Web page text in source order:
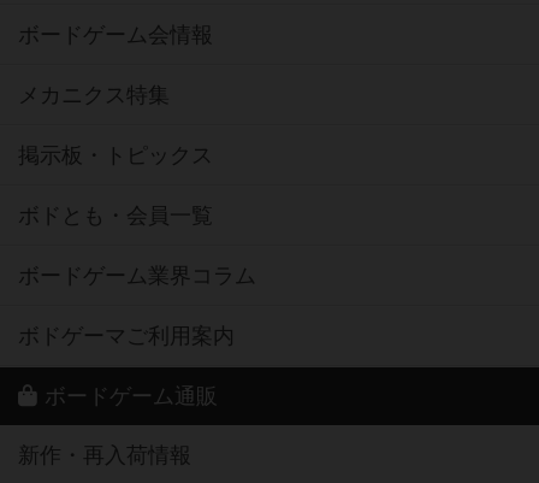
ボードゲーム会情報
メカニクス特集
掲示板・トピックス
ボドとも・会員一覧
ボードゲーム業界コラム
ボドゲーマご利用案内
ボードゲーム通販
新作・再入荷情報